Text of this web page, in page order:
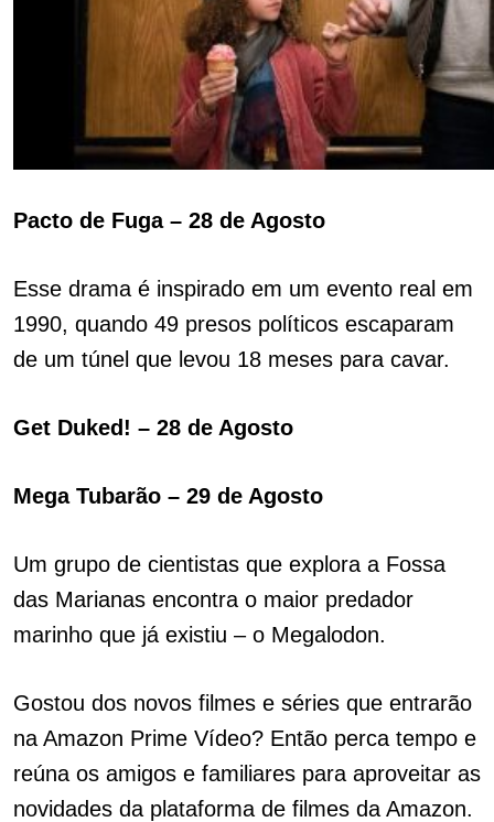
Pacto de Fuga – 28 de Agosto
Esse drama é inspirado em um evento real em
1990, quando 49 presos políticos escaparam
de um túnel que levou 18 meses para cavar.
Get Duked! – 28 de Agosto
Mega Tubarão – 29 de Agosto
Um grupo de cientistas que explora a Fossa
das Marianas encontra o maior predador
marinho que já existiu – o Megalodon.
Gostou dos novos filmes e séries que entrarão
na Amazon Prime Vídeo? Então perca tempo e
reúna os amigos e familiares para aproveitar as
novidades da plataforma de filmes da Amazon.